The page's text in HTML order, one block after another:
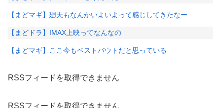
【まどマギ】廻天もなんかいよいよって感じしてきたなー
【まどドラ】IMAX上映ってなんなの
【まどマギ】ここ今もベストバウトだと思っている
RSSフィードを取得できません
RSSフィードを取得できません